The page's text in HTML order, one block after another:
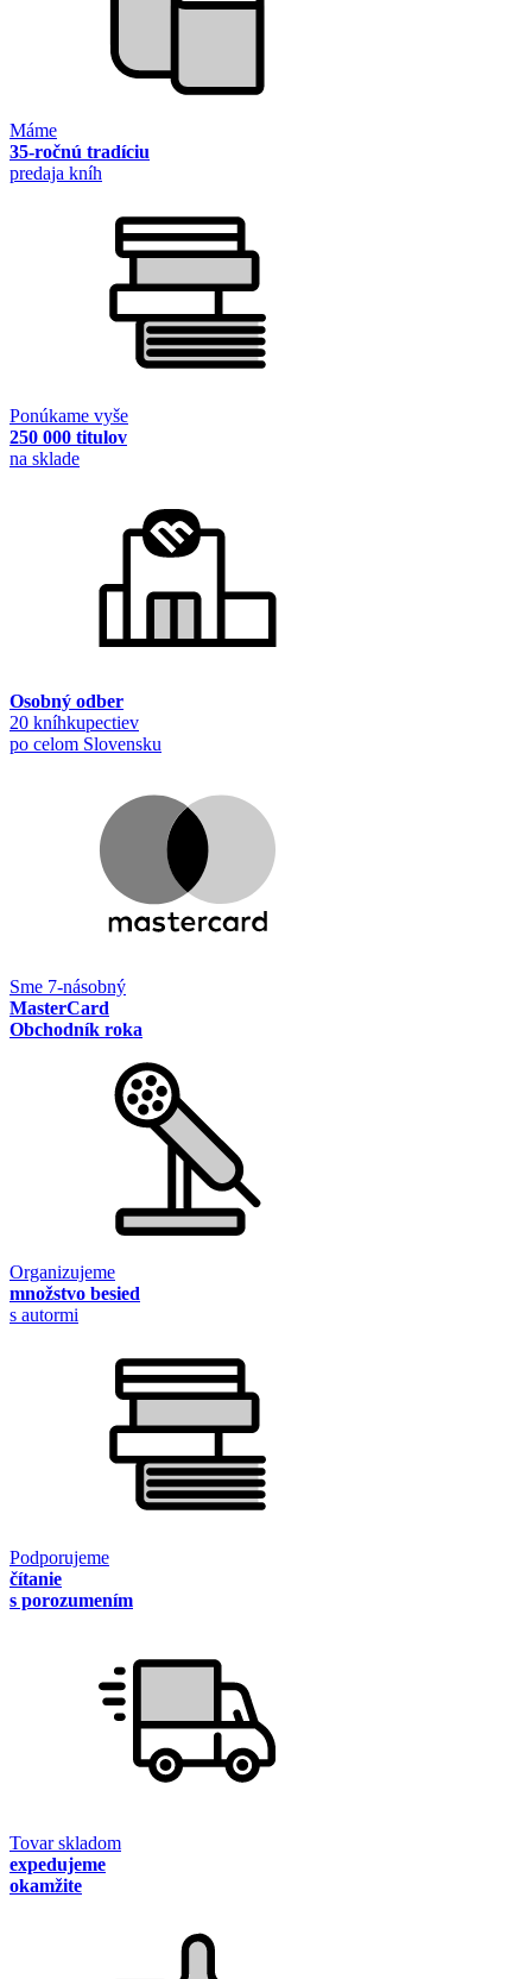
Máme
35-ročnú tradíciu
predaja kníh
Ponúkame vyše
250 000 titulov
na sklade
Osobný odber
20 kníhkupectiev
po celom Slovensku
Sme 7-násobný
MasterCard
Obchodník roka
Organizujeme
množstvo besied
s autormi
Podporujeme
čítanie
s porozumením
Tovar skladom
expedujeme
okamžite